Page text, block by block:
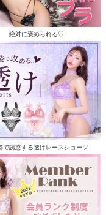
絶対に褒められる♡
で誘惑する透けレースショーツ